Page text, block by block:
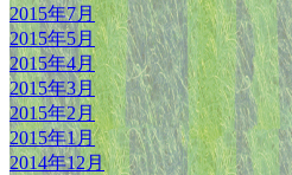
2015年7月
2015年5月
2015年4月
2015年3月
2015年2月
2015年1月
2014年12月